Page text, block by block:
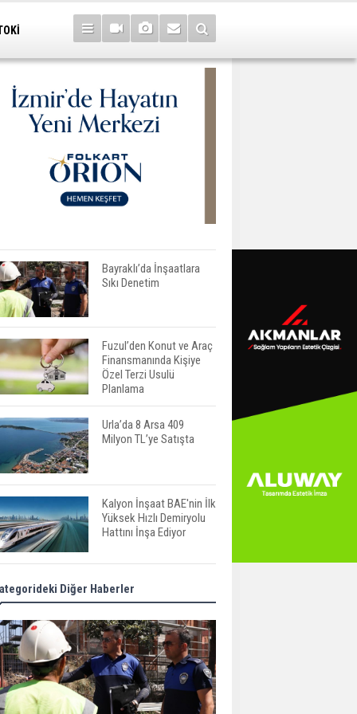
Bayraklı’da İnşaatlara
Sıkı Denetim
Fuzul’den Konut ve Araç
Finansmanında Kişiye
Özel Terzi Usulü
Planlama
Urla’da 8 Arsa 409
Milyon TL’ye Satışta
Kalyon İnşaat BAE'nin İlk
Yüksek Hızlı Demiryolu
Hattını İnşa Ediyor
ABD'de Konut Kredisi
Faizi Son Bir Yılın En
TOKİ 51 İlde 540 Konut
ve İş Yerini Satışa
Sunuyor
Diğer Haberler